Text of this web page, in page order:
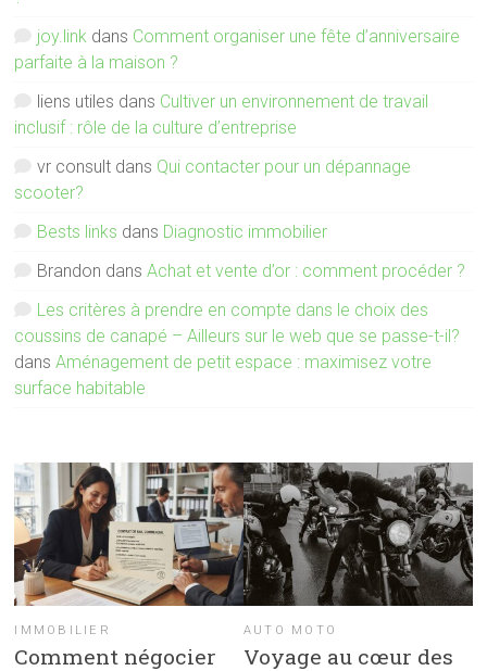
joy.link dans Comment organiser une fête d’anniversaire
parfaite à la maison ?
liens utiles dans Cultiver un environnement de travail
inclusif : rôle de la culture d’entreprise
vr consult dans Qui contacter pour un dépannage
scooter?
Bests links dans Diagnostic immobilier
Brandon dansAchat et vente d’or : comment procéder ?
Les critères à prendre en compte dans le choix des
coussins de canapé – Ailleurs sur le web que se passe-t-il?
dansAménagement de petit espace : maximisez votre
surface habitable
IMMOBILIER
Comment négocier
AUTO MOTO
Voyage au cœur des